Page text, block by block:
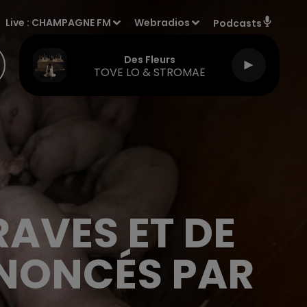
Live : CHAMPAGNE FM Webradios Podcasts
Des Fleurs
TOVE LO & STROMAE
ET DE
PAR